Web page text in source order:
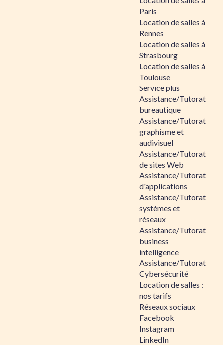
Paris
Location de salles à
Rennes
Location de salles à
Strasbourg
Location de salles à
Toulouse
Service plus
Assistance/Tutorat
bureautique
Assistance/Tutorat
graphisme et
audivisuel
Assistance/Tutorat
de sites Web
Assistance/Tutorat
d'applications
Assistance/Tutorat
systèmes et
réseaux
Assistance/Tutorat
business
intelligence
Assistance/Tutorat
Cybersécurité
Location de salles :
nos tarifs
Réseaux sociaux
Facebook
Instagram
LinkedIn